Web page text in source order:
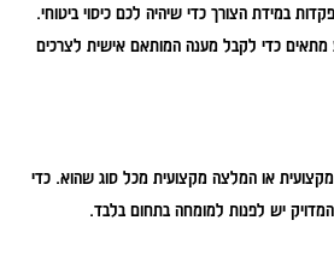
במידת הצורך כדי שיהיה לכם כיסוי ביטוחי.
כדי לקבל מענה המותאם אישית לצרכים
או המלצה מקצועית מכל סוג שהוא. כדי
יש לפנות למומחה בתחום בלבד.